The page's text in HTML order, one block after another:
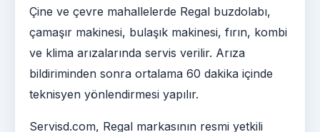
Çine ve çevre mahallelerde Regal buzdolabı,
çamaşır makinesi, bulaşık makinesi, fırın, kombi
ve klima arızalarında servis verilir. Arıza
bildiriminden sonra ortalama 60 dakika içinde
teknisyen yönlendirmesi yapılır.
Servisd.com, Regal markasının resmi yetkili